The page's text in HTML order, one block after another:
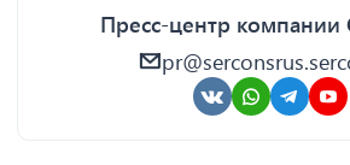
Пресс-центр